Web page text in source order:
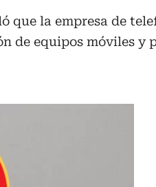
que la empresa de
equipos móviles y